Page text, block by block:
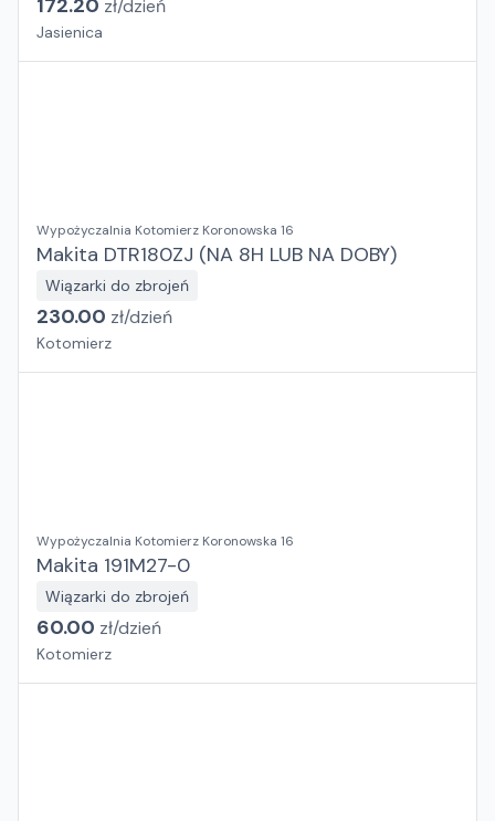
172.20 zł/dzień
Jasienica
Wypożyczalnia Kotomierz Koronowska 16
Makita DTR180ZJ (NA 8H LUB NA DOBY)
Wiązarki do zbrojeń
230.00 zł/dzień
Kotomierz
Wypożyczalnia Kotomierz Koronowska 16
Makita 191M27-0
Wiązarki do zbrojeń
60.00 zł/dzień
Kotomierz